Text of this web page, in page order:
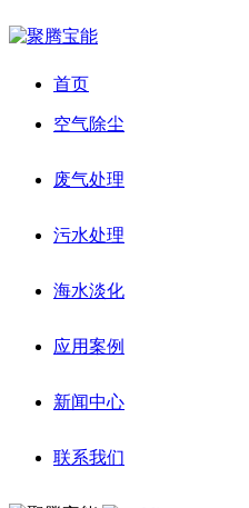
首页
空气除尘
废气处理
污水处理
海水淡化
应用案例
新闻中心
联系我们